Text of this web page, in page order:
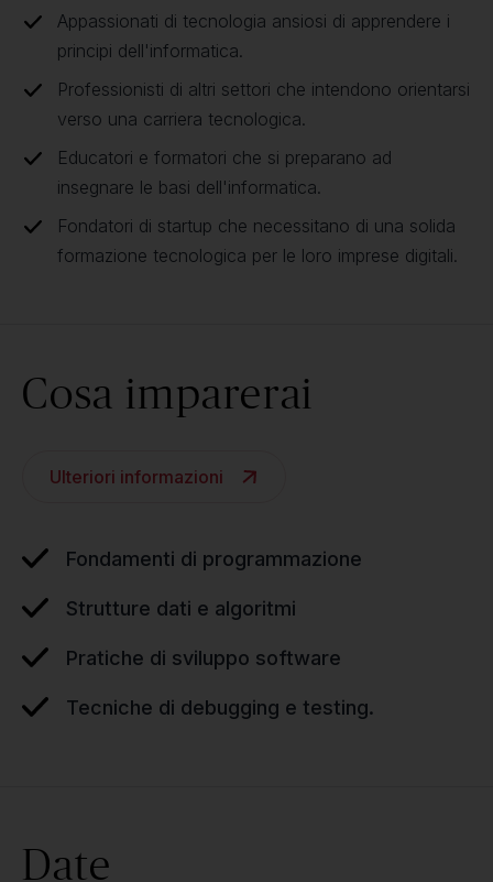
Appassionati di tecnologia ansiosi di apprendere i
principi dell'informatica.
Professionisti di altri settori che intendono orientarsi
verso una carriera tecnologica.
Educatori e formatori che si preparano ad
insegnare le basi dell'informatica.
Fondatori di startup che necessitano di una solida
formazione tecnologica per le loro imprese digitali.
Cosa imparerai
Ulteriori informazioni
Fondamenti di programmazione
Strutture dati e algoritmi
Pratiche di sviluppo software
Tecniche di debugging e testing.
Date